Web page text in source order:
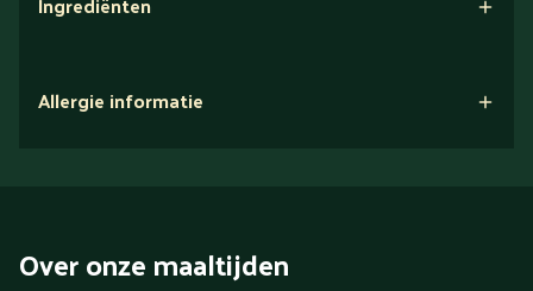
Allergie informatie
Over onze maaltijden